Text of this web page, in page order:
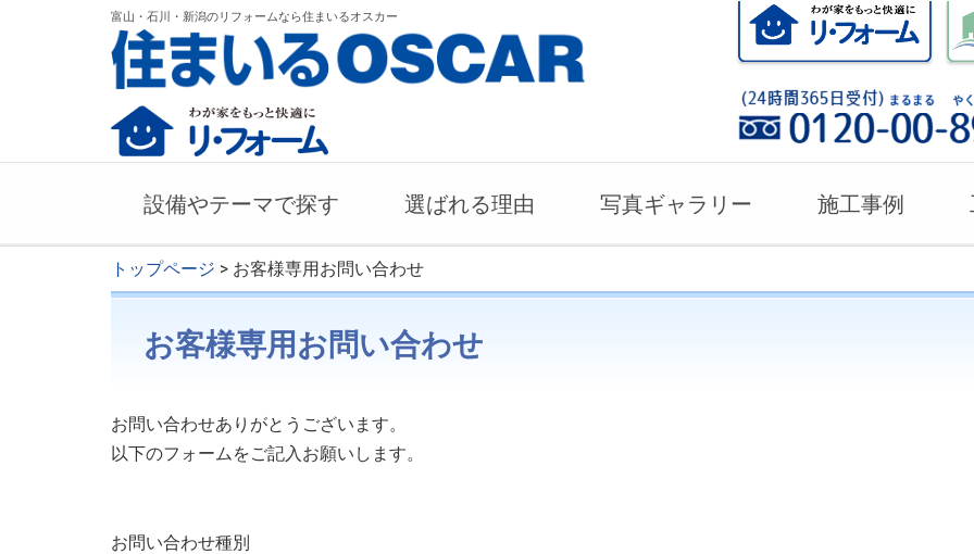
富山・石川・新潟のリフォームなら住まいるオスカー
設備やテーマで探す 選ばれる理由 写真ギャラリー 施工事例
トップページ > お客様専用お問い合わせ
お客様専用お問い合わせ
お問い合わせありがとうございます。
以下のフォームをご記入お願いします。
お問い合わせ種別